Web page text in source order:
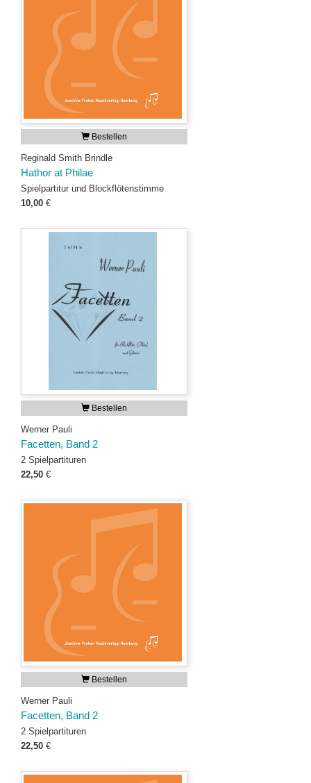
Bestellen
Reginald Smith Brindle
Hathor at Philae
Spielpartitur und Blockflötenstimme
10,00 €
Bestellen
Werner Pauli
Facetten, Band 2
2 Spielpartituren
22,50 €
Bestellen
Werner Pauli
Facetten, Band 2
2 Spielpartituren
22,50 €